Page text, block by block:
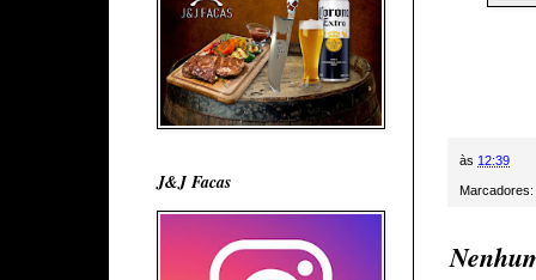
às 12:39
Marcadores:
J&J Facas